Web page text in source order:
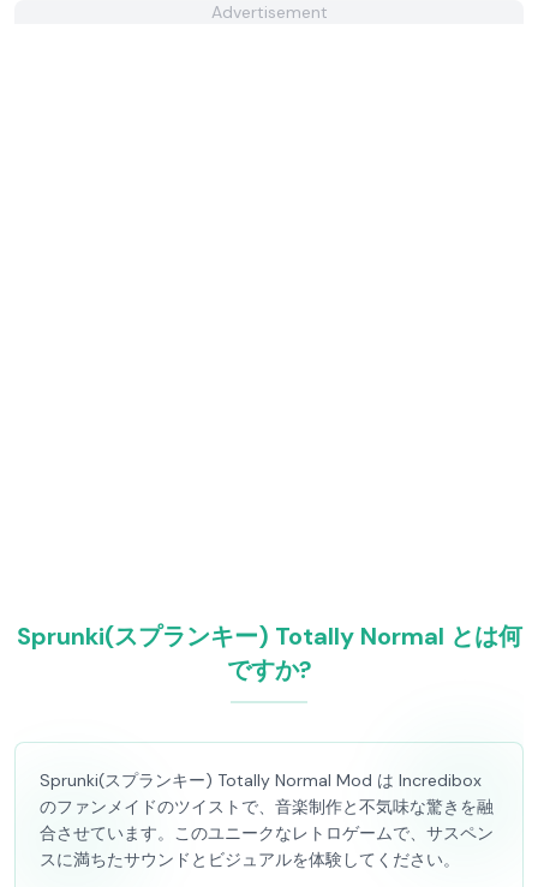
Advertisement
Sprunki(スプランキー) Totally Normal とは何
ですか?
Sprunki(スプランキー) Totally Normal Mod は Incredibox
のファンメイドのツイストで、音楽制作と不気味な驚きを融
合させています。このユニークなレトロゲームで、サスペン
スに満ちたサウンドとビジュアルを体験してください。